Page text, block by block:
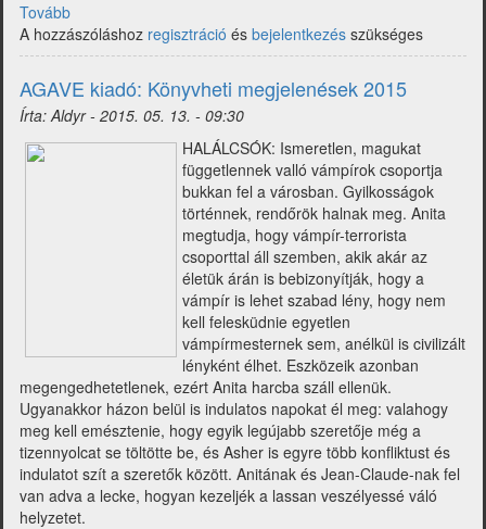
Tovább
hírek
a
fantasy-
piacról
2015.
22.
A hozzászóláshoz regisztráció és bejelentkezés szükséges
AGAVE kiadó: Könyvheti megjelenések 2015
Írta:Aldyr- 2015. 05. 13. - 09:30
HALÁLCSÓK: Ismeretlen, magukat
függetlennek valló vámpírok csoportja
bukkan fel a városban. Gyilkosságok
történnek, rendőrök halnak meg. Anita
megtudja, hogy vámpír-terrorista
csoporttal áll szemben, akik akár az
életük árán is bebizonyítják, hogy a
vámpír is lehet szabad lény, hogy nem
kell felesküdnie egyetlen
vámpírmesternek sem, anélkül is civilizált
lényként élhet. Eszközeik azonban
megengedhetetlenek, ezért Anita harcba száll ellenük.
Ugyanakkor házon belül is indulatos napokat él meg: valahogy
meg kell emésztenie, hogy egyik legújabb szeretője még a
tizennyolcat se töltötte be, és Asher is egyre több konfliktust és
indulatot szít a szeretők között. Anitának és Jean-Claude-nak fel
van adva a lecke, hogyan kezeljék a lassan veszélyessé váló
helyzetet.